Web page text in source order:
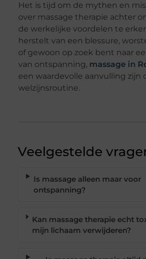
Het is tijd om de mythen en
over massage therapie achter
de werkelijke voordelen te
herstelt van een blessure,
of gewoon op zoek bent naar
van ontspanning, massage in
een waardevolle aanvulling zijn
welzijnsroutine.
Veelgestelde
Is massage alleen maar voor
ontspanning?
Kan massage therapie echt
mijn lichaam verwijderen?